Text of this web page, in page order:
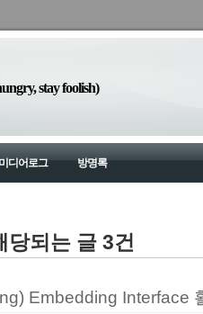
stay foolish)
디어로그 방명록
되는 글 3건
Embedding Interface